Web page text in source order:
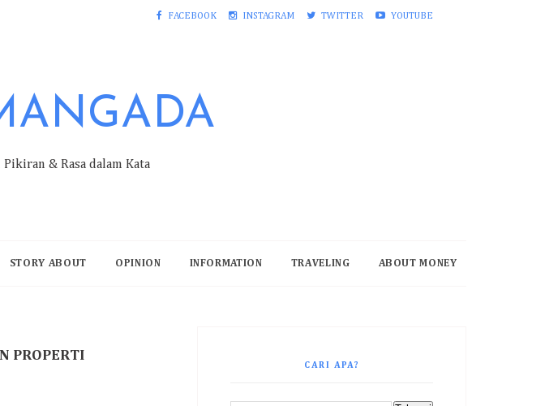
FACEBOOK INSTAGRAM TWITTER YOUTUBE
& Rasa dalam Kata
STORY ABOUT OPINION INFORMATION TRAVELING ABOUT MONEY
PROPERTI
CARI APA?